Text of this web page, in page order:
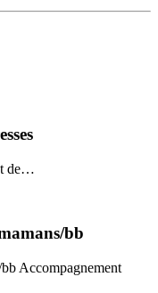
de…
bb
Accompagnement